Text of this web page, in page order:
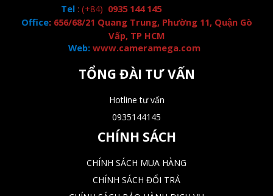
Tel: (+84) 0935 144 145
Office: 656/68/21 Quang Trung, Phường 11, Quận Gò
Vấp, TP HCM
Web: www.cameramega.com
TỔNG ĐÀI TƯ VẤN
Hotline tư vấn
0935144145
CHÍNH SÁCH
CHÍNH SÁCH MUA HÀNG
CHÍNH SÁCH ĐỔI TRẢ